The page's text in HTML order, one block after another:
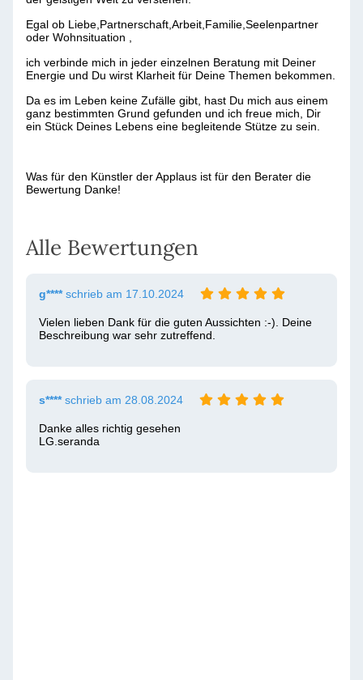
Egal ob Liebe,Partnerschaft,Arbeit,Familie,Seelenpartner
oder Wohnsituation ,
ich verbinde mich in jeder einzelnen Beratung mit Deiner
Energie und Du wirst Klarheit für Deine Themen bekommen.
Da es im Leben keine Zufälle gibt, hast Du mich aus einem
ganz bestimmten Grund gefunden und ich freue mich, Dir
ein Stück Deines Lebens eine begleitende Stütze zu sein.
Was für den Künstler der Applaus ist für den Berater die
Bewertung Danke!
Alle Bewertungen
g****schrieb am 17.10.2024
Vielen lieben Dank für die guten Aussichten :-). Deine
Beschreibung war sehr zutreffend.
s****schrieb am 28.08.2024
Danke alles richtig gesehen
LG.seranda